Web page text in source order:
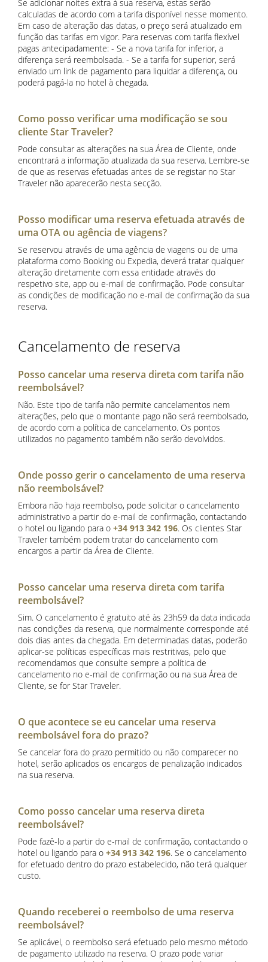
Se adicionar noites extra à sua reserva, estas serão
calculadas de acordo com a tarifa disponível nesse momento.
Em caso de alteração das datas, o preço será atualizado em
função das tarifas em vigor. Para reservas com tarifa flexível
pagas antecipadamente: - Se a nova tarifa for inferior, a
diferença será reembolsada. - Se a tarifa for superior, será
enviado um link de pagamento para liquidar a diferença, ou
poderá pagá-la no hotel à chegada.
Como posso verificar uma modificação se sou
cliente Star Traveler?
Pode consultar as alterações na sua Área de Cliente, onde
encontrará a informação atualizada da sua reserva. Lembre-se
de que as reservas efetuadas antes de se registar no Star
Traveler não aparecerão nesta secção.
Posso modificar uma reserva efetuada através de
uma OTA ou agência de viagens?
Se reservou através de uma agência de viagens ou de uma
plataforma como Booking ou Expedia, deverá tratar qualquer
alteração diretamente com essa entidade através do
respetivo site, app ou e-mail de confirmação. Pode consultar
as condições de modificação no e-mail de confirmação da sua
reserva.
Cancelamento de reserva
Posso cancelar uma reserva direta com tarifa não
reembolsável?
Não. Este tipo de tarifa não permite cancelamentos nem
alterações, pelo que o montante pago não será reembolsado,
de acordo com a política de cancelamento. Os pontos
utilizados no pagamento também não serão devolvidos.
Onde posso gerir o cancelamento de uma reserva
não reembolsável?
Embora não haja reembolso, pode solicitar o cancelamento
administrativo a partir do e-mail de confirmação, contactando
o hotel ou ligando para o +34 913 342 196. Os clientes Star
Traveler também podem tratar do cancelamento com
encargos a partir da Área de Cliente.
Posso cancelar uma reserva direta com tarifa
reembolsável?
Sim. O cancelamento é gratuito até às 23h59 da data indicada
nas condições da reserva, que normalmente corresponde até
dois dias antes da chegada. Em determinadas datas, poderão
aplicar-se políticas específicas mais restritivas, pelo que
recomendamos que consulte sempre a política de
cancelamento no e-mail de confirmação ou na sua Área de
Cliente, se for Star Traveler.
O que acontece se eu cancelar uma reserva
reembolsável fora do prazo?
Se cancelar fora do prazo permitido ou não comparecer no
hotel, serão aplicados os encargos de penalização indicados
na sua reserva.
Como posso cancelar uma reserva direta
reembolsável?
Pode fazê-lo a partir do e-mail de confirmação, contactando o
hotel ou ligando para o +34 913 342 196. Se o cancelamento
for efetuado dentro do prazo estabelecido, não terá qualquer
custo.
Quando receberei o reembolso de uma reserva
reembolsável?
Se aplicável, o reembolso será efetuado pelo mesmo método
de pagamento utilizado na reserva. O prazo pode variar